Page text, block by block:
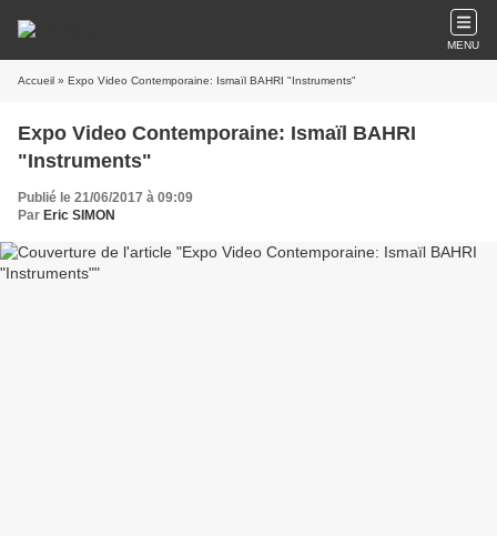
MENU
Accueil » Expo Video Contemporaine: Ismaïl BAHRI "Instruments"
Expo Video Contemporaine: Ismaïl BAHRI
"Instruments"
Publié le 21/06/2017 à 09:09
Par Eric SIMON